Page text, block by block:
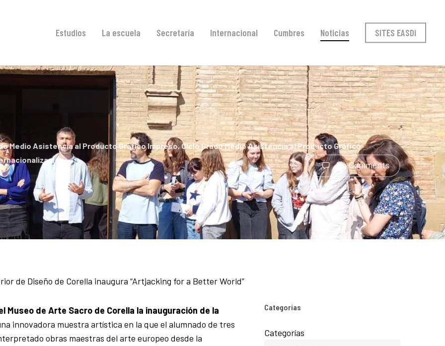
Estudios La escuela Secretaría Internacional Cumbres Noticias SITES EASDi
Medio Asistencia al Producto Gráfico Impreso,Ciclo Grado Medio Asistencia al Producto Gráfico
No Comments
de Diseño de Corella inaugura “Artjacking for a Better World”
Museo de Arte Sacro de Corella la inauguración de la
innovadora muestra artística en la que el alumnado de tres
obras maestras del arte europeo desde la
Categorías
Categorías